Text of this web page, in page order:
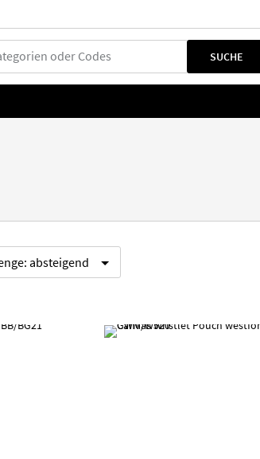
oder Codes SUCHE
absteigend